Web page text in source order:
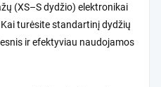
(XS–S dydžio) elektronikai
turėsite standartinį dydžių
ir efektyviau naudojamos